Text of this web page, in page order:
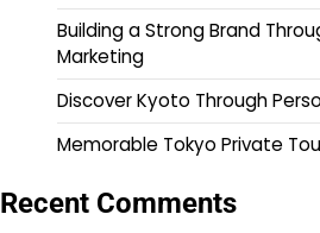
Building a Strong Brand
Marketing
Discover Kyoto Through
Memorable Tokyo Private
Recent Comments